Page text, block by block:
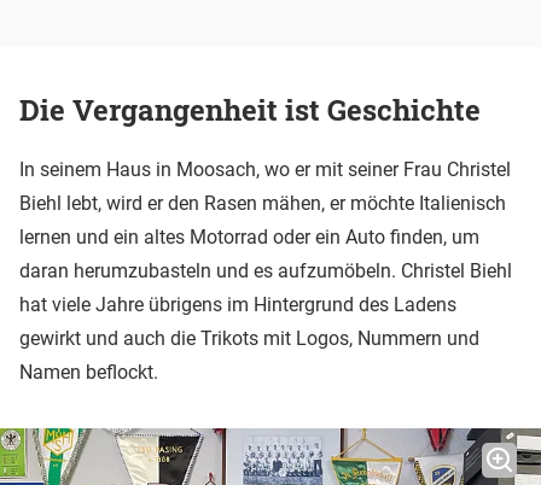
Die Vergangenheit ist Geschichte
In seinem Haus in Moosach, wo er mit seiner Frau Christel
Biehl lebt, wird er den Rasen mähen, er möchte Italienisch
lernen und ein altes Motorrad oder ein Auto finden, um
daran herumzubasteln und es aufzumöbeln. Christel Biehl
hat viele Jahre übrigens im Hintergrund des Ladens
gewirkt und auch die Trikots mit Logos, Nummern und
Namen beflockt.